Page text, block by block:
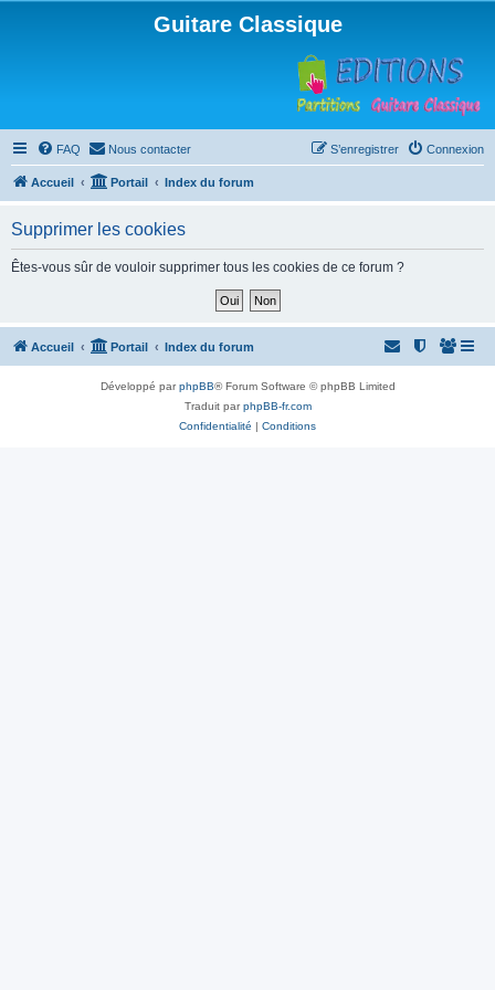
Guitare Classique
FAQ Nous contacter Connexion
S’enregistrer
Accueil Portail Index du forum
Supprimer les cookies
Êtes-vous sûr de vouloir supprimer tous les cookies de ce forum ?
Accueil Portail Index du forum
Développé parphpBB® Forum Software © phpBB Limited
Traduit parphpBB-fr.com
Confidentialité | Conditions